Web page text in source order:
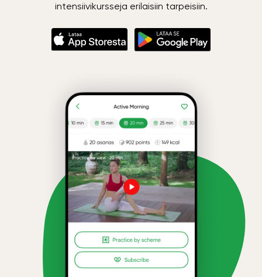
intensiivikursseja erilaisiin tarpeisiin.